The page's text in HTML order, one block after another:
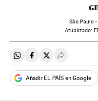
São Paulo -
atualizado:
Compartir en Whatsapp
Compartir en
Compartir en
Desplegar
Añadir EL PAÍS en Google